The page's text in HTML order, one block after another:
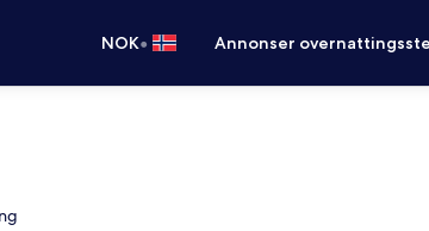
NOK• Annonser